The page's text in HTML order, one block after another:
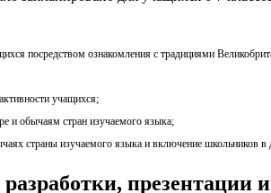
посредством ознакомления с традициями
учащихся;
и обычаям стран изучаемого языка;
страны изучаемого языка и включение школьников в
презентации